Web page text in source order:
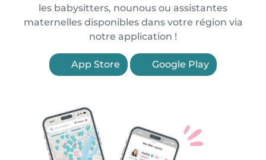
les babysitters, nounous ou assistantes
maternelles disponibles dans votre région via
notre application !
App Store Google Play